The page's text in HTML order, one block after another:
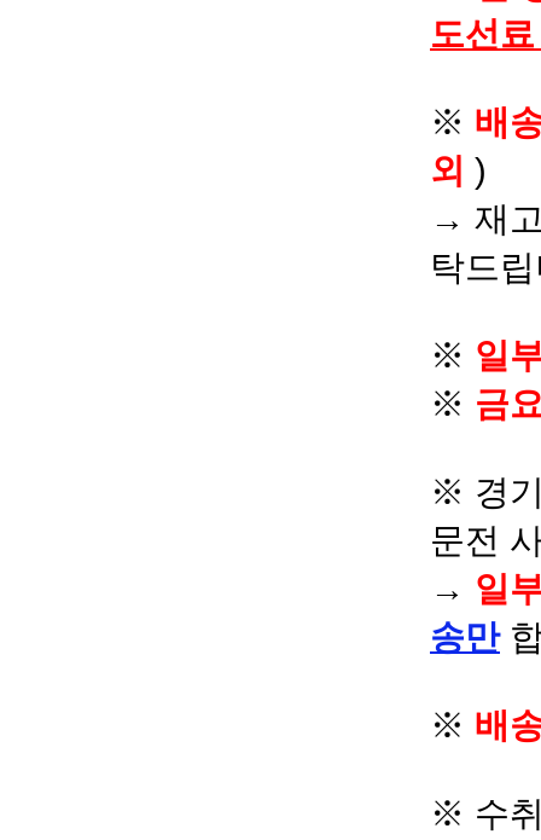
도선
※ 배
외 )
→ 재
탁드
※ 일
※ 금
※ 경
문전
→ 일
송만
※ 배
※ 수